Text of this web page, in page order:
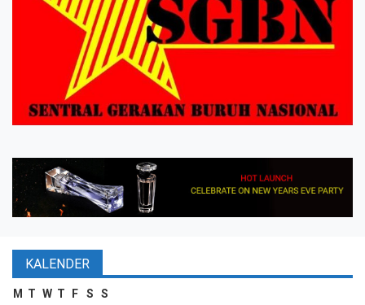
KALENDER
M T W T F S S